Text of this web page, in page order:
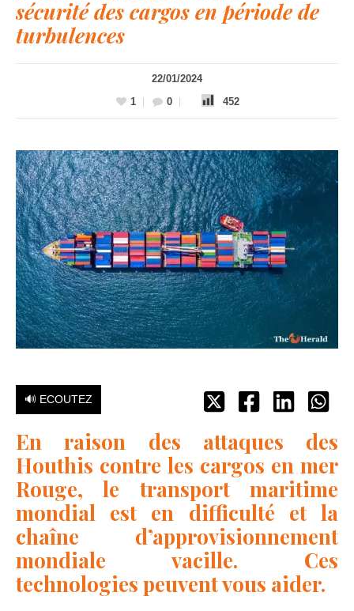
sécurité des cargos en période de
turbulences
22/01/2024
1
0 452
🔊 ECOUTEZ
En raison des attaques des
Houthis contre les cargos en mer
Rouge, le transport maritime
mondial est en difficulté et la
chaîne d’approvisionnement
mondiale vacille. Ces
technologies peuvent vous aider.